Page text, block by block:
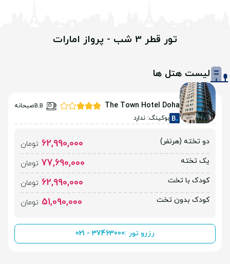
تور قطر 3 شب - پرواز امارات
لیست هتل ها
The Town Hotel Doha
صبحانه
بوکینگ: ندارد
دو تخته (هرنفر) 62,990,000 تومان
یک تخته
77,690,000 تومان
کودک با تخت
62,990,000 تومان
کودک بدون تخت
51,090,000 تومان
رزرو تور :021 - 37463000